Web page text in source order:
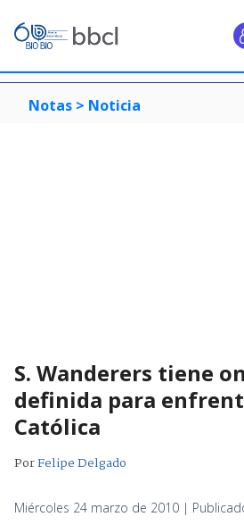
Notas > Noticia
S. Wanderers tiene
definida para
Católica
PorFelipe Delgado
Miércoles 24 marzo de 2010 |